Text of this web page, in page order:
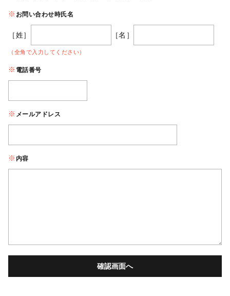
お問い合わせ時氏名
［姓］ ［名］
（全角で入力してください）
電話番号
メールアドレス
内容